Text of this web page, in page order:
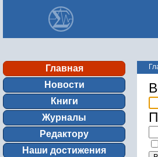
Главная
Новости
Книги
Журналы
Редактору
Наши достижения